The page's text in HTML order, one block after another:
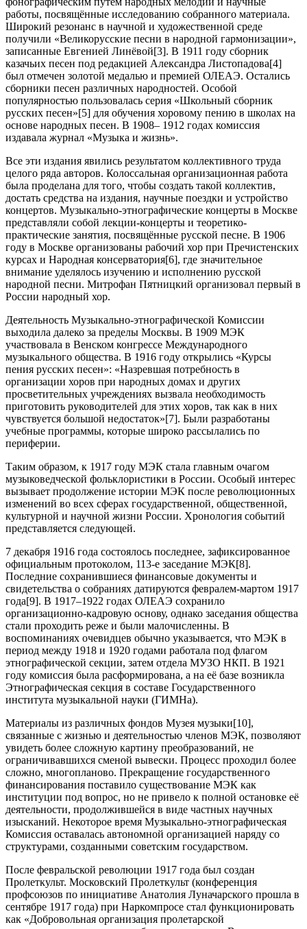
работы, посвящённые исследованию собранного материала.
Широкий резонанс в научной и художественной среде
получили «Великорусские песни в народной гармонизации»,
записанные Евгенией Линёвой[3]. В 1911 году сборник
казачьих песен под редакцией Александра Листопадова[4]
был отмечен золотой медалью и премией ОЛЕАЭ. Остались
сборники песен различных народностей. Особой
популярностью пользовалась серия «Школьный сборник
русских песен»[5] для обучения хоровому пению в школах на
основе народных песен. В 1908– 1912 годах комиссия
издавала журнал «Музыка и жизнь».
Все эти издания явились результатом коллективного труда
целого ряда авторов. Колоссальная организационная работа
была проделана для того, чтобы создать такой коллектив,
достать средства на издания, научные поездки и устройство
концертов. Музыкально-этнографические концерты в Москве
представляли собой лекции-концерты и теоретико-
практические занятия, посвящённые русской песне. В 1906
году в Москве организованы рабочий хор при Пречистенских
курсах и Народная консерватория[6], где значительное
внимание уделялось изучению и исполнению русской
народной песни. Митрофан Пятницкий организовал первый в
России народный хор.
Деятельность Музыкально-этнографической Комиссии
выходила далеко за пределы Москвы. В 1909 МЭК
участвовала в Венском конгрессе Международного
музыкального общества. В 1916 году открылись «Курсы
пения русских песен»: «Назревшая потребность в
организации хоров при народных домах и других
просветительных учреждениях вызвала необходимость
приготовить руководителей для этих хоров, так как в них
чувствуется большой недостаток»[7]. Были разработаны
учебные программы, которые широко рассылались по
периферии.
Таким образом, к 1917 году МЭК стала главным очагом
музыковедческой фольклористики в России. Особый интерес
вызывает продолжение истории МЭК после революционных
изменений во всех сферах государственной, общественной,
культурной и научной жизни России. Хронология событий
представляется следующей.
7 декабря 1916 года состоялось последнее, зафиксированное
официальным протоколом, 113-е заседание МЭК[8].
Последние сохранившиеся финансовые документы и
свидетельства о собраниях датируются февралем-мартом 1917
года[9]. В 1917–1922 годах ОЛЕАЭ сохранило
организационно-кадровую основу, однако заседания общества
стали проходить реже и были малочисленны. В
воспоминаниях очевидцев обычно указывается, что МЭК в
период между 1918 и 1920 годами работала под флагом
этнографической секции, затем отдела МУЗО НКП. В 1921
году комиссия была расформирована, а на её базе возникла
Этнографическая секция в составе Государственного
института музыкальной науки (ГИМНа).
Материалы из различных фондов Музея музыки[10],
связанные с жизнью и деятельностью членов МЭК, позволяют
увидеть более сложную картину преобразований, не
ограничивавшихся сменой вывески. Процесс проходил более
сложно, многопланово. Прекращение государственного
финансирования поставило существование МЭК как
институции под вопрос, но не привело к полной остановке её
деятельности, продолжившейся в виде частных научных
изысканий. Некоторое время Музыкально-этнографическая
Комиссия оставалась автономной организацией наряду со
структурами, созданными советским государством.
После февральской революции 1917 года был создан
Пролеткульт. Московский Пролеткульт (конференция
профсоюзов по инициативе Анатолия Луначарского прошла в
сентябре 1917 года) при Наркомпросе стал функционировать
как «Добровольная организация пролетарской